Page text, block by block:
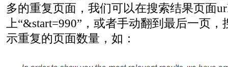
多的重复页面，我们可以在搜索结果页面
上“&start=990”，或者手动翻到最后一页
示重复的页面数量，如：